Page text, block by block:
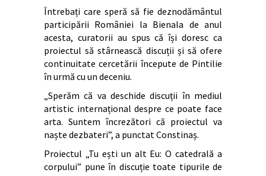
Întrebați care speră să fie deznodământul
participării României la Bienala de anul
acesta, curatorii au spus că își doresc ca
proiectul să stârnească discuții și să ofere
continuitate cercetării începute de Pintilie
în urmă cu un deceniu.
„Sperăm că va deschide discuții în mediul
artistic internațional despre ce poate face
arta. Suntem încrezători că proiectul va
naște dezbateri”, a punctat Constinaș.
Proiectul „Tu ești un alt Eu: O catedrală a
corpului” pune în discuție toate tipurile de